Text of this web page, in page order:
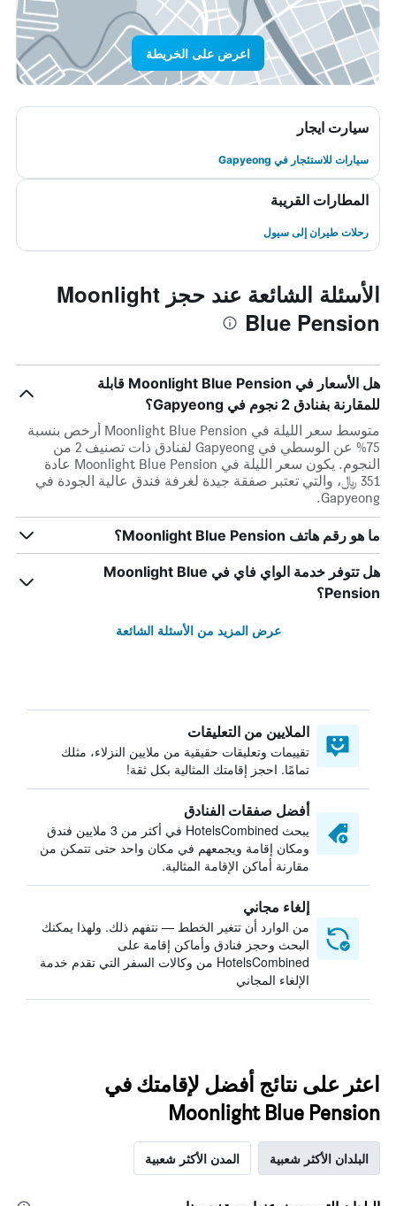
اعرض على الخريطة
سيارت ايجار
سيارات للاستئجار في Gapyeong
المطارات القريبة
رحلات طيران إلى سيول
الأسئلة الشائعة عند حجز Moonlight
Blue Pension
هل الأسعار في Moonlight Blue Pension قابلة
للمقارنة بفنادق 2 نجوم في Gapyeong؟
متوسط سعر الليلة في Moonlight Blue Pension أرخص بنسبة
75% عن الوسطي في Gapyeong لفنادق ذات تصنيف 2 من
النجوم. يكون سعر الليلة في Moonlight Blue Pension عادة
351 ﷼، والتي تعتبر صفقة جيدة لغرفة فندق عالية الجودة في
Gapyeong.
ما هو رقم هاتف Moonlight Blue Pension؟
هل تتوفر خدمة الواي فاي في Moonlight Blue
Pension؟
عرض المزيد من الأسئلة الشائعة
الملايين من التعليقات
تقييمات وتعليقات حقيقية من ملايين النزلاء، مثلك
تمامًا. احجز إقامتك المثالية بكل ثقة!
أفضل صفقات الفنادق
يبحث HotelsCombined في أكثر من 3 ملايين فندق
ومكان إقامة ويجمعهم في مكان واحد حتى تتمكن من
مقارنة أماكن الإقامة المثالية.
إلغاء مجاني
من الوارد أن تتغير الخطط — نتفهم ذلك. ولهذا يمكنك
البحث وحجز فنادق وأماكن إقامة على
HotelsCombined من وكالات السفر التي تقدم خدمة
الإلغاء المجاني
اعثر على نتائج أفضل لإقامتك في
Moonlight Blue Pension
البلدان الأكثر شعبية المدن الأكثر شعبية